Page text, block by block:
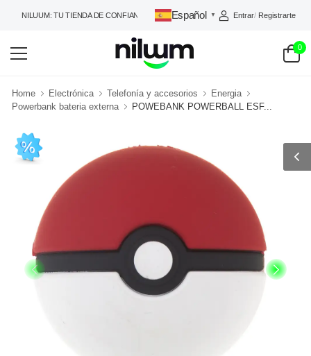
NILUUM: TU TIENDA DE CONFIANZA Español ▼ Entrar/ Registrarte
0
Home Electrónica Telefonía y accesorios
Energia
Powerbank bateria externa
POWEBANK POWERBALL ESF...